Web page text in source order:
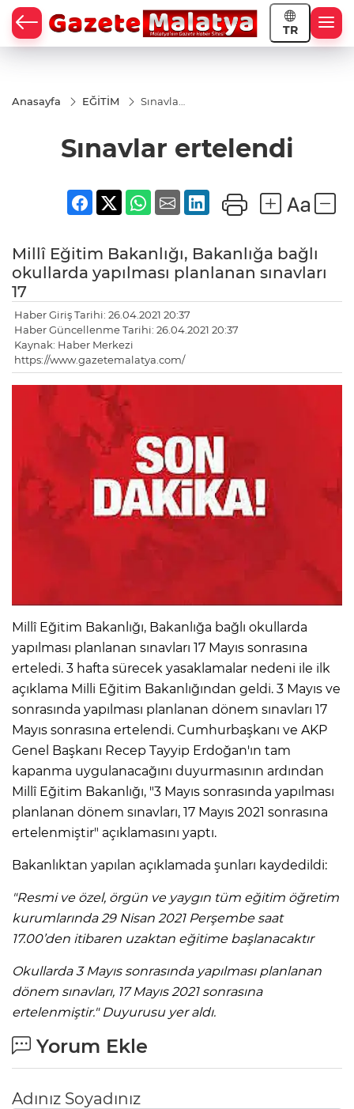
TR
Anasayfa EĞİTİM
Sınavlar
Sınavlar ertelendi
Millî Eğitim Bakanlığı, Bakanlığa bağlı
okullarda yapılması planlanan sınavları
17
Haber Giriş Tarihi: 26.04.2021 20:37
Haber Güncellenme Tarihi: 26.04.2021 20:37
Kaynak: Haber Merkezi
https://www.gazetemalatya.com/
Millî Eğitim Bakanlığı, Bakanlığa bağlı okullarda
yapılması planlanan sınavları 17 Mayıs sonrasına
erteledi. 3 hafta sürecek yasaklamalar nedeni ile ilk
açıklama Milli Eğitim Bakanlığından geldi. 3 Mayıs ve
sonrasında yapılması planlanan dönem sınavları 17
Mayıs sonrasına ertelendi. Cumhurbaşkanı ve AKP
Genel Başkanı Recep Tayyip Erdoğan'ın tam
kapanma uygulanacağını duyurmasının ardından
Millî Eğitim Bakanlığı, "3 Mayıs sonrasında yapılması
planlanan dönem sınavları, 17 Mayıs 2021 sonrasına
ertelenmiştir" açıklamasını yaptı.
Bakanlıktan yapılan açıklamada şunları kaydedildi:
"Resmi ve özel, örgün ve yaygın tüm eğitim öğretim
kurumlarında 29 Nisan 2021 Perşembe saat
17.00’den itibaren uzaktan eğitime başlanacaktır
Okullarda 3 Mayıs sonrasında yapılması planlanan
dönem sınavları, 17 Mayıs 2021 sonrasına
ertelenmiştir." Duyurusu yer aldı.
Yorum Ekle
Adınız Soyadınız